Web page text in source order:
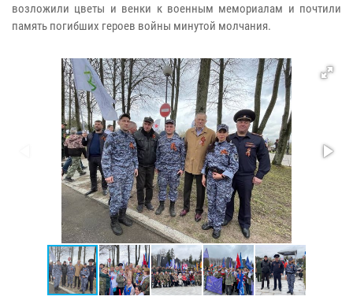
возложили цветы и венки к военным мемориалам и почтили
память погибших героев войны минутой молчания.